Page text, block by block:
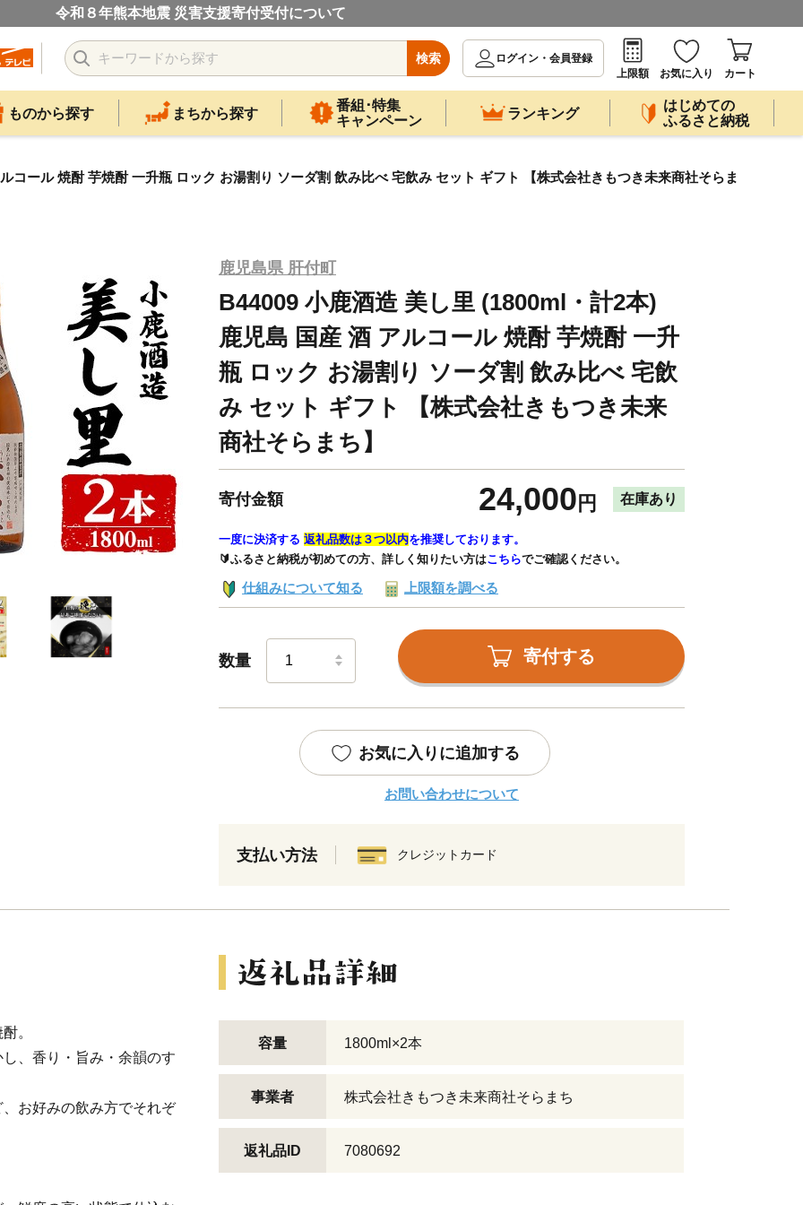
令和８年熊本地震 災害支援寄付受付について
検索
ログイン・会員登録
上限額
お気に入り カート
ものから探す まちから探す
番組･特集
キャンペーン
ランキング
はじめての
ふるさと納税
コール 焼酎 芋焼酎 一升瓶 ロック お湯割り ソーダ割 飲み比べ 宅飲み セット ギフト 【株式会社きもつき未来商社そらま
鹿児島県 肝付町
B44009 小鹿酒造 美し里 (1800ml・計2本)
鹿児島 国産 酒 アルコール 焼酎 芋焼酎 一升
瓶 ロック お湯割り ソーダ割 飲み比べ 宅飲
み セット ギフト 【株式会社きもつき未来
商社そらまち】
寄付金額 24,000 円 在庫あり
一度に決済する 返礼品数は３つ以内を推奨しております。
🔰ふるさと納税が初めての方、詳しく知りたい方はこちらでご確認ください。
仕組みについて知る 上限額を調べる
数量 寄付する
お気に入りに追加する
お問い合わせについて
支払い方法 クレジットカード
。
、香り・旨み・余韻のす
お好みの飲み方でそれぞ
容量 1800ml×2本
事業者 株式会社きもつき未来商社そらまち
返礼品ID 7080692